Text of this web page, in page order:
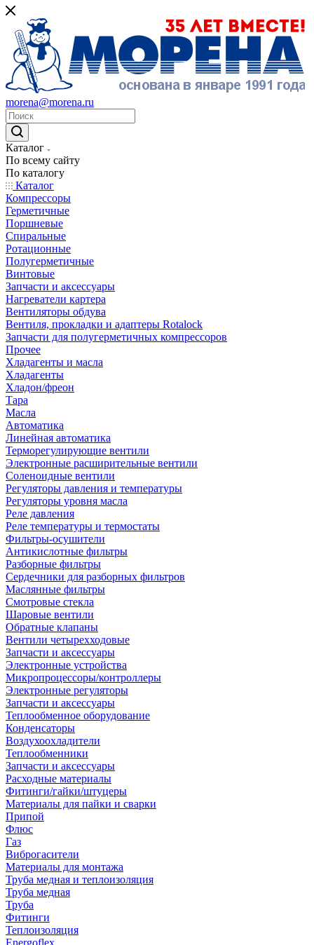
morena@morena.ru
Каталог
По всему сайту
По каталогу
Каталог
Компрессоры
Герметичные
Поршневые
Спиральные
Ротационные
Полугерметичные
Винтовые
Запчасти и аксессуары
Нагреватели картера
Вентиляторы обдува
Вентиля, прокладки и адаптеры Rotalock
Запчасти для полугерметичных компрессоров
Прочее
Хладагенты и масла
Хладагенты
Хладон/фреон
Тара
Масла
Автоматика
Линейная автоматика
Терморегулирующие вентили
Электронные расширительные вентили
Соленоидные вентили
Регуляторы давления и температуры
Регуляторы уровня масла
Реле давления
Реле температуры и термостаты
Фильтры-осушители
Антикислотные фильтры
Разборные фильтры
Сердечники для разборных фильтров
Маслянные фильтры
Смотровые стекла
Шаровые вентили
Обратные клапаны
Вентили четырехходовые
Запчасти и аксессуары
Электронные устройства
Микропроцессоры/контроллеры
Электронные регуляторы
Запчасти и аксессуары
Теплообменное оборудование
Конденсаторы
Воздухоохладители
Теплообменники
Запчасти и аксессуары
Расходные материалы
Фитинги/гайки/штуцеры
Материалы для пайки и сварки
Припой
Флюс
Газ
Виброгасители
Материалы для монтажа
Труба медная и теплоизоляция
Труба медная
Труба
Фитинги
Теплоизоляция
Energoflex